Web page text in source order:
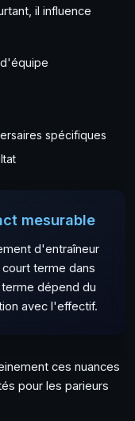
il influence
spécifiques
mesurable
d'entraîneur
terme dans
dépend du
avec l'effectif.
ces nuances
pour les parieurs